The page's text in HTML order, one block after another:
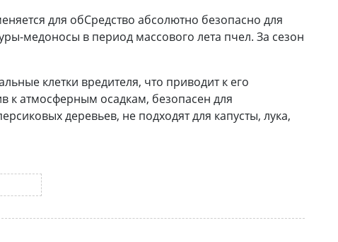
для обСредство абсолютно безопасно для
медоносы в период массового лета пчел. За сезон
клетки вредителя, что приводит к его
к атмосферным осадкам, безопасен для
деревьев, не подходят для капусты, лука,